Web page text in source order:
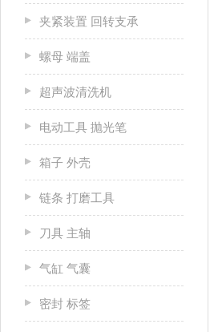
夹紧装置 回转支承
螺母 端盖
超声波清洗机
电动工具 抛光笔
箱子 外壳
链条 打磨工具
刀具 主轴
气缸 气囊
密封 标签